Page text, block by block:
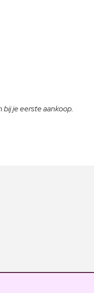
je eerste aankoop.